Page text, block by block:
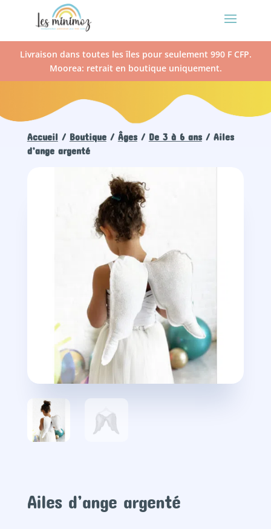
Livraison dans toutes les îles pour seulement 990 F CFP.
Moorea: retrait en boutique uniquement.
Accueil / Boutique/ Âges/ De 3 à 6 ans/ Ailes
d’ange argenté
Ailes d’ange argenté